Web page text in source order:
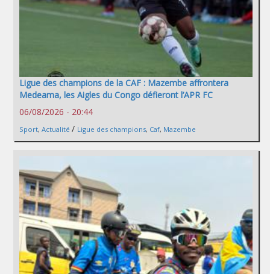
Ligue des champions de la CAF : Mazembe affrontera
Medeama, les Aigles du Congo défieront l’APR FC
06/08/2026 - 20:44
Sport, Actualité / Ligue des champions, Caf, Mazembe